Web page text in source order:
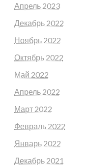
Апрель 2023
Декабрь 2022
Ноябрь 2022
Октябрь 2022
Май 2022
Апрель 2022
Март 2022
Февраль 2022
Январь 2022
Декабрь 2021